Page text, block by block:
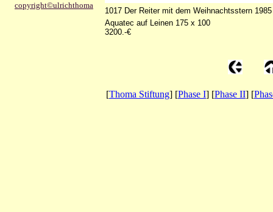
copyright©ulrichthoma
1017 Der Reiter mit dem Weihnachtsstern 1985
Aquatec auf Leinen 175 x 100
3200.-€
[Thoma Stiftung] [Phase I] [Phase II] [